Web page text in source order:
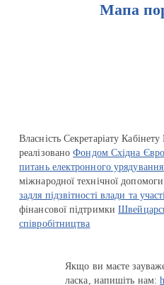
Мапа
Власність Секретаріату
реалізованоФондом Східна
питань електронного
міжнародної технічної допомоги
задля підзвітності влади та
фінансової підтримки
співробітництва
Якщо ви маєте
ласка, напишіть нам: